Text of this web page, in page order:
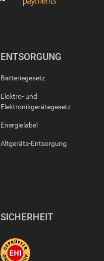
ENTSORGUNG
Batteriegesetz
Elektro- und
Elektronikgerätegesetz
Energielabel
Altgeräte-Entsorgung
SICHERHEIT